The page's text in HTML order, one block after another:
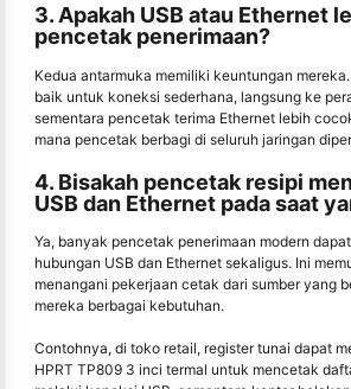
3. Apakah USB atau Ethernet
pencetak penerimaan?
Kedua antarmuka memiliki keuntungan
baik untuk koneksi sederhana, langsung ke
sementara pencetak terima Ethernet lebih
mana pencetak berbagi di seluruh jaringan
4. Bisakah pencetak resipi
USB dan Ethernet pada saat
Ya, banyak pencetak penerimaan modern
hubungan USB dan Ethernet sekaligus. Ini
menangani pekerjaan cetak dari sumber yang
mereka berbagai kebutuhan.
Contohnya, di toko retail, register tunai dapat
HPRT TP809 3 inci termal untuk mencetak